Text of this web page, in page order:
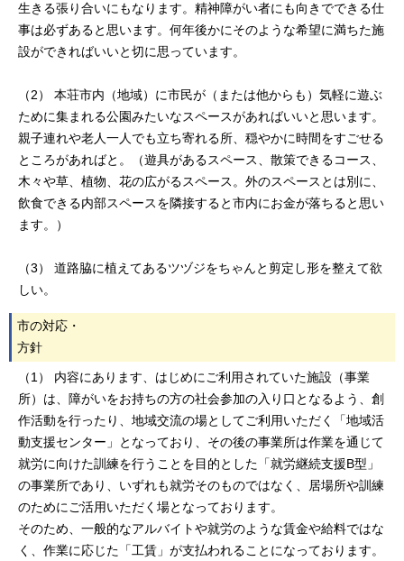
生きる張り合いにもなります。精神障がい者にも向きでできる仕
事は必ずあると思います。何年後かにそのような希望に満ちた施
設ができればいいと切に思っています。
（2） 本荘市内（地域）に市民が（または他からも）気軽に遊ぶ
ために集まれる公園みたいなスペースがあればいいと思います。
親子連れや老人一人でも立ち寄れる所、穏やかに時間をすごせる
ところがあればと。（遊具があるスペース、散策できるコース、
木々や草、植物、花の広がるスペース。外のスペースとは別に、
飲食できる内部スペースを隣接すると市内にお金が落ちると思い
ます。）
（3） 道路脇に植えてあるツヅジをちゃんと剪定し形を整えて欲
しい。
市の対応・
方針
（1） 内容にあります、はじめにご利用されていた施設（事業
所）は、障がいをお持ちの方の社会参加の入り口となるよう、創
作活動を行ったり、地域交流の場としてご利用いただく「地域活
動支援センター」となっており、その後の事業所は作業を通じて
就労に向けた訓練を行うことを目的とした「就労継続支援B型」
の事業所であり、いずれも就労そのものではなく、居場所や訓練
のためにご活用いただく場となっております。
そのため、一般的なアルバイトや就労のような賃金や給料ではな
く、作業に応じた「工賃」が支払われることになっております。